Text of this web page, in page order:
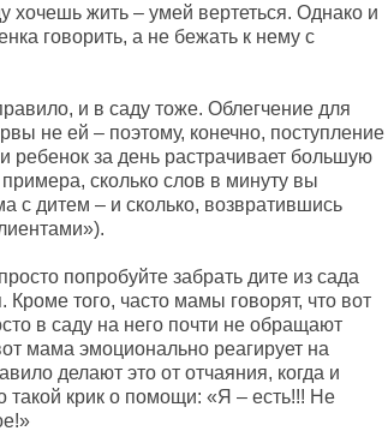
хочешь жить – умей вертеться. Однако и
говорить, а не бежать к нему с
и в саду тоже. Облегчение для
не ей – поэтому, конечно, поступление
ребенок за день растрачивает большую
сколько слов в минуту вы
с дитем – и сколько, возвратившись
попробуйте забрать дите из сада
Кроме того, часто мамы говорят, что вот
в саду на него почти не обращают
мама эмоционально реагирует на
делают это от отчаяния, когда и
такой крик о помощи: «Я – есть!!! Не